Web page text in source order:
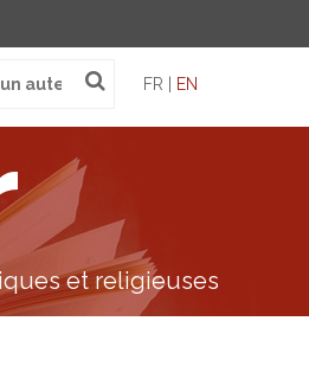
FR | EN
et religieuses